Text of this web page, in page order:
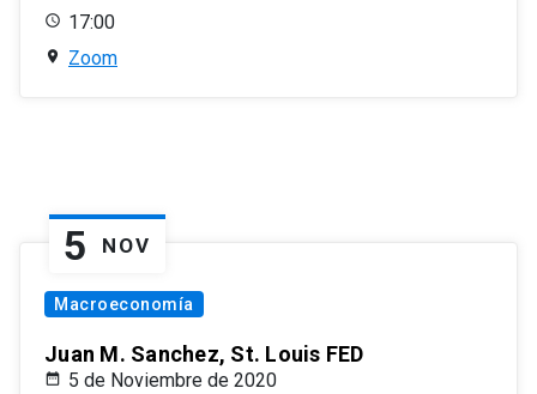
17:00
Zoom
5 NOV
Macroeconomía
Juan M. Sanchez, St. Louis FED
5 de Noviembre de 2020